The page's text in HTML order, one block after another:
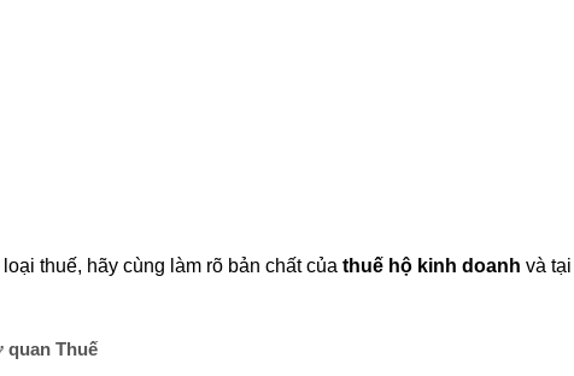
thuế, hãy cùng làm rõ bản chất của thuế hộ kinh doanh và
quan Thuế